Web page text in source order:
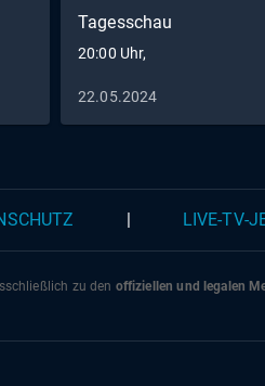
Tagesschau
20:00 Uhr,
22.05.2024
LIVE-TV-
zu den offiziellen und legalen